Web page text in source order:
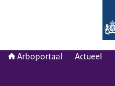
Arboportaal Actueel